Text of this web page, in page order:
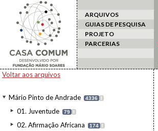
ARQUIVOS
GUIAS DE PESQUISA
PROJETO
PARCERIAS
Voltar aos arquivos
Mário Pinto de Andrade 4336 I
01. Juventude 79 I
02. Afirmação Africana 174 I